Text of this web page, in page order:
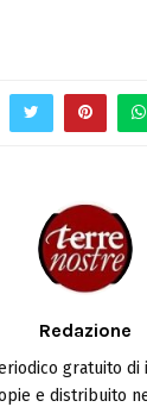
Redazione
gratuito di
e distribuito